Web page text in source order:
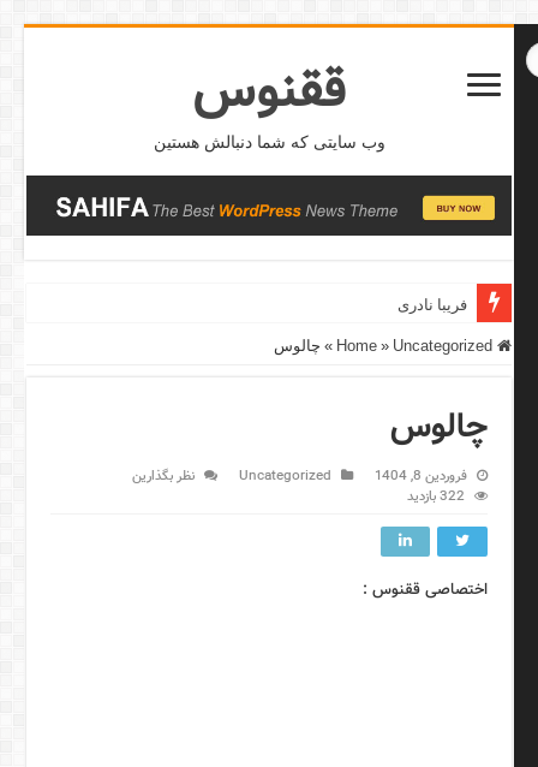
ققنوس
وب سایتی که شما دنبالش هستین
فریبا نادری
» Uncategorized
» چالوس
چالوس
فروردین 8, 1404 Uncategorized
نظر بگذارین
322 بازدید
اختصاصی ققنوس :